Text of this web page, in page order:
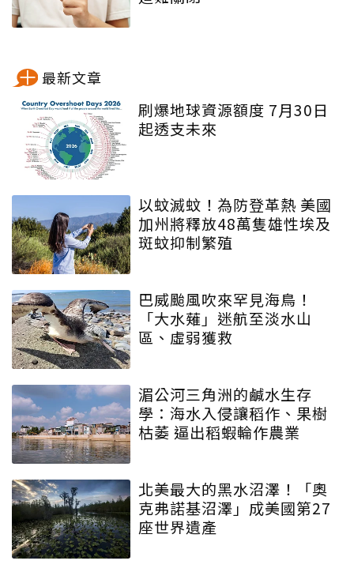
最新文章
刷爆地球資源額度 7月30日
起透支未來
以蚊滅蚊！為防登革熱 美國
加州將釋放48萬隻雄性埃及
斑蚊抑制繁殖
巴威颱風吹來罕見海鳥！
「大水薙」迷航至淡水山
區、虛弱獲救
湄公河三角洲的鹹水生存
學：海水入侵讓稻作、果樹
枯萎 逼出稻蝦輪作農業
北美最大的黑水沼澤！「奧
克弗諾基沼澤」成美國第27
座世界遺產